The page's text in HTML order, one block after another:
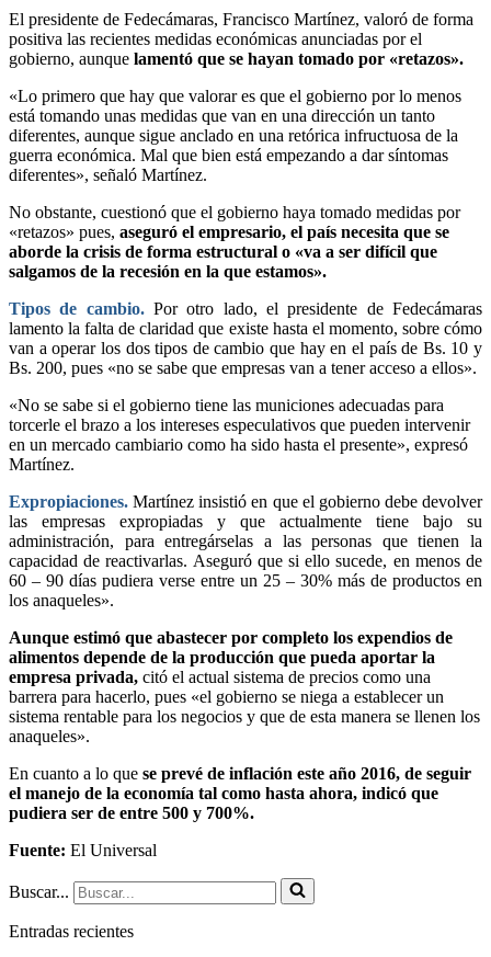
El presidente de Fedecámaras, Francisco Martínez, valoró de forma
positiva las recientes medidas económicas anunciadas por el
gobierno, aunque lamentó que se hayan tomado por «retazos».
«Lo primero que hay que valorar es que el gobierno por lo menos
está tomando unas medidas que van en una dirección un tanto
diferentes, aunque sigue anclado en una retórica infructuosa de la
guerra económica. Mal que bien está empezando a dar síntomas
diferentes», señaló Martínez.
No obstante, cuestionó que el gobierno haya tomado medidas por
«retazos» pues, aseguró el empresario, el país necesita que se
aborde la crisis de forma estructural o «va a ser difícil que
salgamos de la recesión en la que estamos».
Tipos de cambio. Por otro lado, el presidente de Fedecámaras
lamento la falta de claridad que existe hasta el momento, sobre cómo
van a operar los dos tipos de cambio que hay en el país de Bs. 10 y
Bs. 200, pues «no se sabe que empresas van a tener acceso a ellos».
«No se sabe si el gobierno tiene las municiones adecuadas para
torcerle el brazo a los intereses especulativos que pueden intervenir
en un mercado cambiario como ha sido hasta el presente», expresó
Martínez.
Expropiaciones.Martínez insistió en que el gobierno debe devolver
las empresas expropiadas y que actualmente tiene bajo su
administración, para entregárselas a las personas que tienen la
capacidad de reactivarlas. Aseguró que si ello sucede, en menos de
60 – 90 días pudiera verse entre un 25 – 30% más de productos en
los anaqueles».
Aunque estimó que abastecer por completo los expendios de
alimentos depende de la producción que pueda aportar la
empresa privada, citó el actual sistema de precios como una
barrera para hacerlo, pues «el gobierno se niega a establecer un
sistema rentable para los negocios y que de esta manera se llenen los
anaqueles».
En cuanto a lo que se prevé de inflación este año 2016, de seguir
el manejo de la economía tal como hasta ahora, indicó que
pudiera ser de entre 500 y 700%.
Fuente: El Universal
Buscar...
Entradas recientes